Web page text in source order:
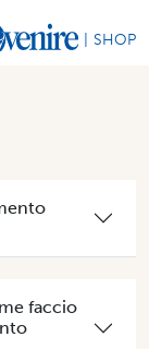
SHOP
faccio